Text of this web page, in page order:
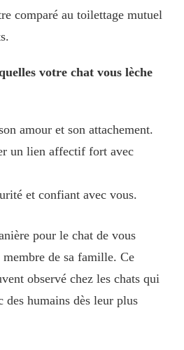
comparé au toilettage mutuel
votre chat vous lèche
amour et son attachement.
un lien affectif fort avec
et confiant avec vous.
pour le chat de vous
de sa famille. Ce
observé chez les chats qui
des humains dès leur plus